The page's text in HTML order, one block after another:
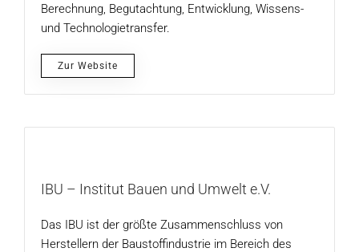
Berechnung, Begutachtung, Entwicklung, Wissens-
und Technologietransfer.
Zur Website
IBU – Institut Bauen und Umwelt e.V.
Das IBU ist der größte Zusammenschluss von
Herstellern der Baustoffindustrie im Bereich des